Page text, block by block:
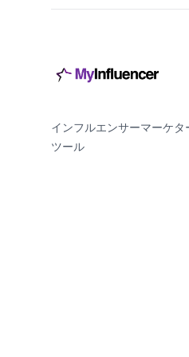
インフルエンサーマーケ
ツール